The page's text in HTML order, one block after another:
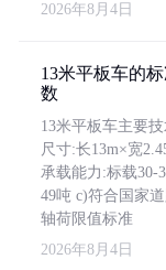
2026年8月4日
13米平板车的
数
13米平板车主要
尺寸:长13m×宽
承载能力:标载30-
49吨 c)符合国家
轴荷限值标准
2026年8月4日